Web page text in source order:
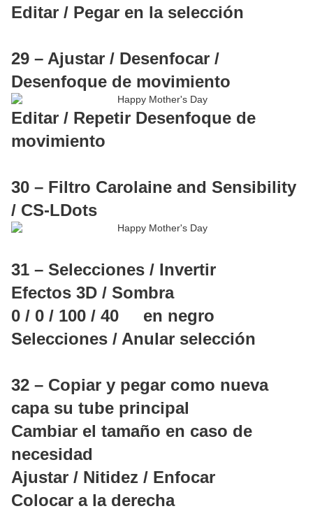
Editar / Pegar en la selección
29 – Ajustar / Desenfocar /
Desenfoque de movimiento
Editar / Repetir Desenfoque de
movimiento
30 – Filtro Carolaine and Sensibility
/ CS-LDots
31 – Selecciones / Invertir
Efectos 3D / Sombra
0 / 0 / 100 / 40 en negro
Selecciones / Anular selección
32 – Copiar y pegar como nueva
capa su tube principal
Cambiar el tamaño en caso de
necesidad
Ajustar / Nitidez / Enfocar
Colocar a la derecha